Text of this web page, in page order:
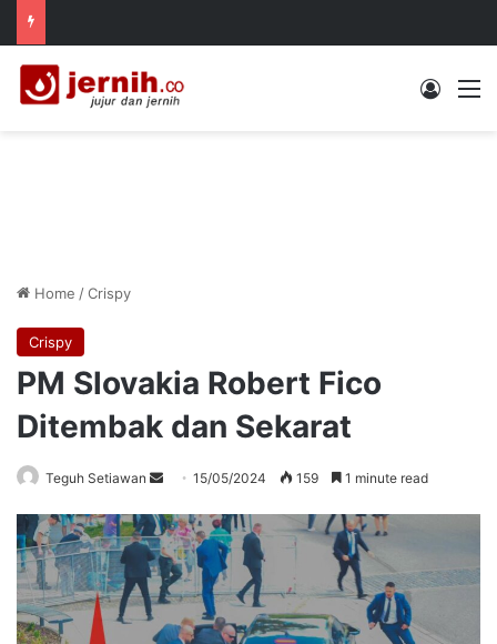
Log In
Home /Crispy
Crispy
PM Slovakia Robert Fico
Ditembak dan Sekarat
Teguh Setiawan
Send
email
15/05/2024 159 1 minute read